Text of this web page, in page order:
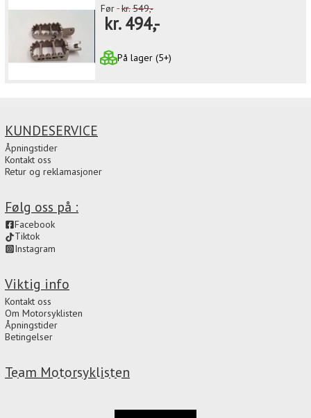
Før kr.549,-
kr.494,-
På lager (5+)
Team Motorsyklisten
Viktig info
Kontakt oss
Om Motorsyklisten
Åpningstider
Betingelser
Følg oss på :
Facebook
Tiktok
Instagram
KUNDESERVICE
Åpningstider
Kontakt oss
Retur og reklamasjoner